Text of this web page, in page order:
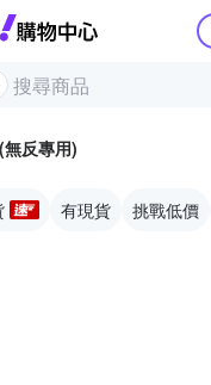
Yahoo購物
無反專用)
有現貨 挑戰低價